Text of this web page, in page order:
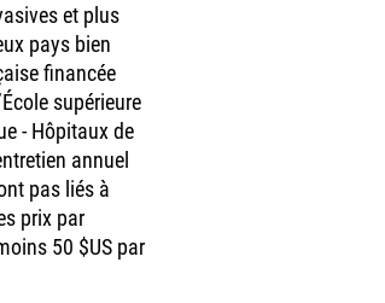
et plus
pays bien
financée
supérieure
- Hôpitaux de
annuel
pas liés à
prix par
50 $US par